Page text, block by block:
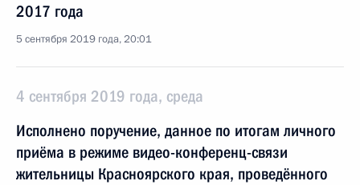
2017 года
5 сентября 2019 года, 20:01
4 сентября 2019 года, среда
Исполнено поручение, данное по итогам личного
приёма в режиме видео-конференц-связи
жительницы Красноярского края, проведённого